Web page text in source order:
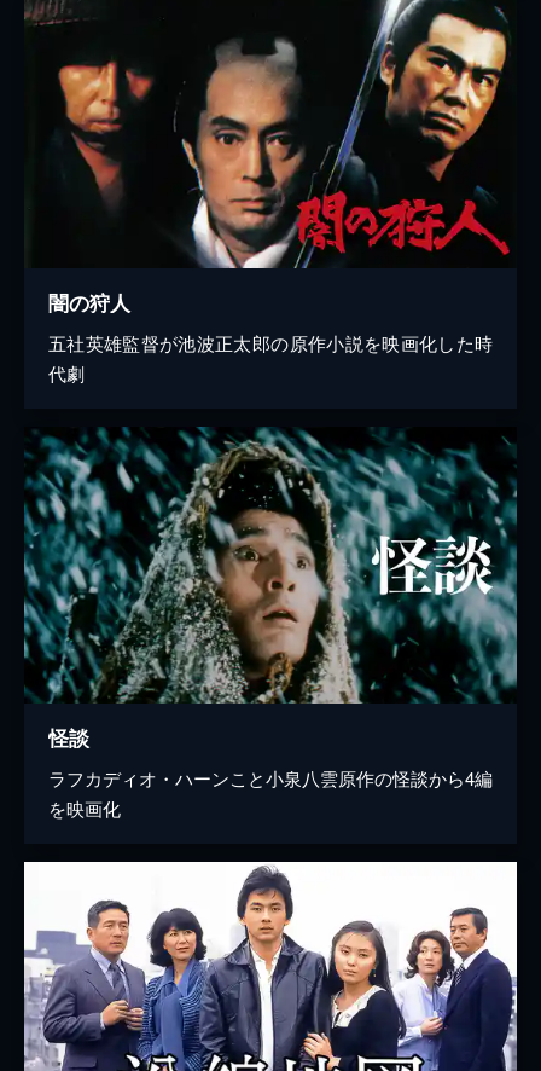
闇の狩人
五社英雄監督が池波正太郎の原作小説を映画化した時
代劇
怪談
ラフカディオ・ハーンこと小泉八雲原作の怪談から4編
を映画化